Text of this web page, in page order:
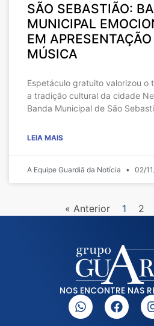
SÃO SEBASTIÃO:
MUNICIPAL
EM
MÚSICA
Espetáculo gratuito valorizou o
a tradição cultural da cidade
Banda Municipal de São
LEIA MAIS
A Equipe Guardiã da Notícia 02/
« Anterior 1 2
NOS ENCONTRE NAS